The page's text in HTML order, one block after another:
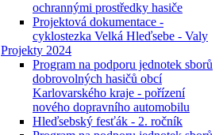
ochrannými prostředky hasiče
Projektová dokumentace -
cyklostezka Velká Hleďsebe - Valy
Projekty 2024
Program na podporu jednotek sborů
dobrovolných hasičů obcí
Karlovarského kraje - pořízení
nového dopravního automobilu
Hleďsebský fesťák - 2. ročník